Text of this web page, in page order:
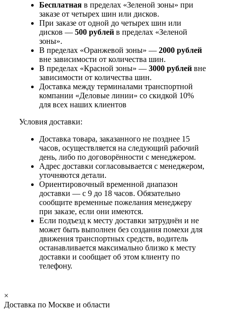
Бесплатная в пределах «Зеленой зоны» при
заказе от четырех шин или дисков.
При заказе от одной до четырех шин или
дисков — 500 рублей в пределах «Зеленой
зоны».
В пределах «Оранжевой зоны» — 2000 рублей
вне зависимости от количества шин.
В пределах «Красной зоны» — 3000 рублей вне
зависимости от количества шин.
Доставка между терминалами транспортной
компании «Деловые линии» со скидкой 10%
для всех наших клиентов
Условия доставки:
Доставка товара, заказанного не позднее 15
часов, осуществляется на следующий рабочий
день, либо по договорённости с менеджером.
Адрес доставки согласовывается с менеджером,
уточняются детали.
Ориентировочный временной диапазон
доставки — с 9 до 18 часов. Обязательно
сообщите временные пожелания менеджеру
при заказе, если они имеются.
Если подъезд к месту доставки затруднён и не
может быть выполнен без создания помехи для
движения транспортных средств, водитель
останавливается максимально близко к месту
доставки и сообщает об этом клиенту по
телефону.
×
Доставка по Москве и области